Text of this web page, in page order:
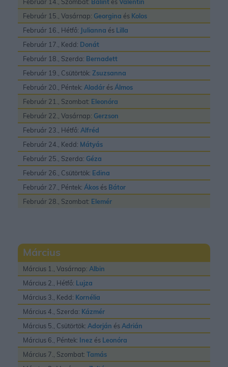
Február 15., Vasárnap: Georgina és Kolos
Február 16., Hétfő: Julianna és Lilla
Február 17., Kedd: Donát
Február 18., Szerda: Bernadett
Február 19., Csütörtök: Zsuzsanna
Február 20., Péntek: Aladár ésÁlmos
Február 21., Szombat: Eleonóra
Február 22., Vasárnap: Gerzson
Február 23., Hétfő: Alfréd
Február 24., Kedd: Mátyás
Február 25., Szerda: Géza
Február 26., Csütörtök: Edina
Február 27., Péntek: Ákos és Bátor
Február 28., Szombat: Elemér
Március
Március 1., Vasárnap: Albin
Március 2., Hétfő: Lujza
Március 3., Kedd: Kornélia
Március 4., Szerda: Kázmér
Március 5., Csütörtök: Adorján ésAdrián
Március 6., Péntek: Inez és Leonóra
Március 7., Szombat: Tamás